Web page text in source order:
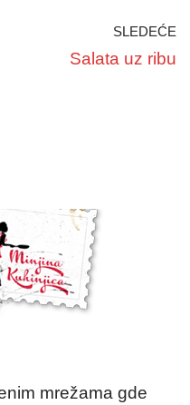
SLEDEĆE
Salata uz ribu
mrežama gde